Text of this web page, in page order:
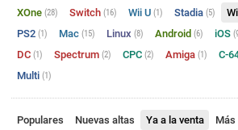
XOne (28) Switch (16) Wii U (1) Stadia (5)
PS2 (1) Mac (15) Linux (8) Android (6) iOS
DC (1) Spectrum (2) CPC (2) Amiga (1) C-
Multi (1)
Populares Nuevas altas Ya a la venta
Más